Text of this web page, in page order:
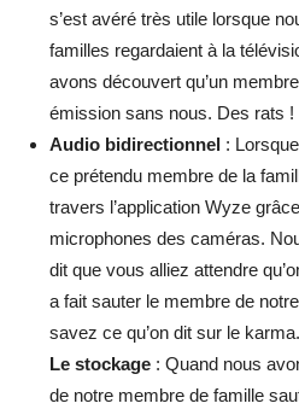
s’est avéré très utile lorsque
familles regardaient à la
avons découvert qu’un
émission sans nous. Des rats !
Audio bidirectionnel :
ce prétendu membre de la
travers l’application Wyze
microphones des caméras.
dit que vous alliez attendre
a fait sauter le membre de
savez ce qu’on dit sur le karma.
Le stockage : Quand nous
de notre membre de famille